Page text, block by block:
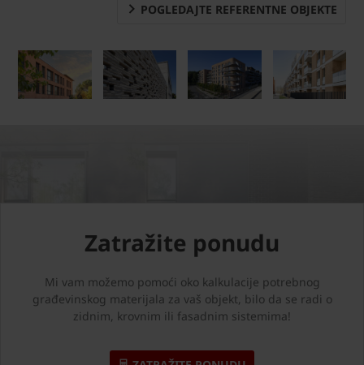
POGLEDAJTE REFERENTNE OBJEKTE
Zatražite ponudu
Mi vam možemo pomoći oko kalkulacije potrebnog
građevinskog materijala za vaš objekt, bilo da se radi o
zidnim, krovnim ili fasadnim sistemima!